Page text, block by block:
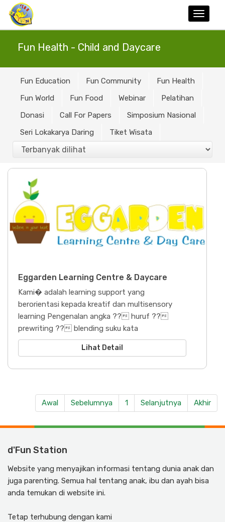
Toggle
Fun Health - Child and Daycare
Fun Education Fun Community
Fun Health
Fun World
Fun Food Webinar
Pelatihan
Donasi
Call For Papers
Simposium Nasional
Seri Lokakarya Daring
Tiket Wisata
Eggarden Learning Centre & Daycare
Kami� adalah learning support yang
berorientasi kepada kreatif dan multisensory
learning Pengenalan angka ?? huruf ??
prewriting ?? blending suku kata
Lihat Detail
Awal Sebelumnya 1 Selanjutnya Akhir
d'Fun Station
Website yang menyajikan informasi tentang dunia anak dan
juga parenting. Semua hal tentang anak, ibu dan ayah bisa
anda temukan di website ini.
Tetap terhubung dengan kami